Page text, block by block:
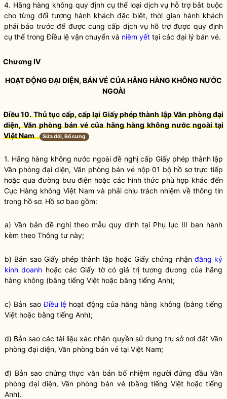
4. Hãng hàng không quy định cụ thể loại dịch vụ hỗ trợ bắt buộc
cho từng đối tượng hành khách đặc biệt, thời gian hành khách
phải báo trước để được cung cấp dịch vụ hỗ trợ được quy định
cụ thể trongĐiều lệ vận chuyển và niêm yết tại các đại lý bán vé.
Chương IV
HOẠT ĐỘNG ĐẠI DIỆN, BÁN VÉ CỦA HÃNG HÀNG KHÔNG NƯỚC
NGOÀI
Điều 10. Thủ tục cấp, cấp lại Giấy phép thành lập Văn phòng đại
diện, Văn phòng bán vé của hãng hàng không nước ngoài tại
Việt Nam
Sửa đổi, Bổ sung
1. Hãng hàng không nước ngoài đề nghị cấp Giấy phép thành lập
Văn phòng đại diện, Văn phòng bán vé nộp 01 bộ hồ sơ trực tiếp
hoặc qua đường bưu điện hoặc các hình thức phù hợp khác đến
Cục Hàng không Việt Nam và phải chịu trách nhiệm về thông tin
trong hồ sơ. Hồ sơ bao gồm:
a) Văn bản đề nghị theo mẫu quy định tại Phụ lục III ban hành
kèm theo Thông tư này;
b) Bản sao Giấy phép thành lập hoặc Giấy chứng nhận đăng ký
kinh doanh hoặc các Giấy tờ có giá trị tương đương của hãng
hàng không (bằng tiếng Việt hoặc bằng tiếng Anh);
c) Bản saoĐiều lệ hoạt động của hãng hàng không (bằng tiếng
Việt hoặc bằng tiếng Anh);
d) Bản sao các tài liệu xác nhận quyềnsử dụng trụ sở nơi đặt Văn
phòng đại diện, Văn phòng bán vé tại Việt Nam;
đ) Bản sao chứng thực văn bản bổ nhiệm người đứng đầu Văn
phòng đại diện, Văn phòng bán vé (bằng tiếng Việt hoặc tiếng
Anh).